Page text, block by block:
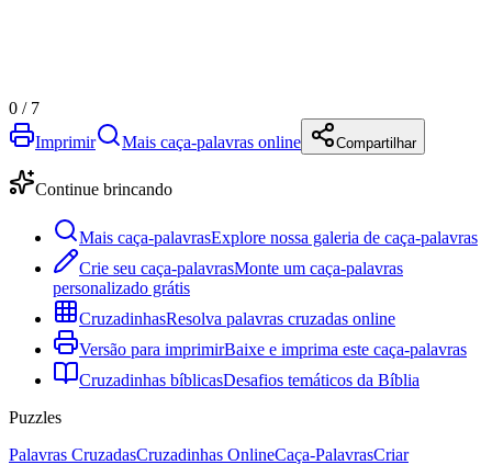
0 / 7
Imprimir
Mais caça-palavras online Compartilhar
Continue brincando
Mais caça-palavrasExplore nossa galeria de caça-palavras
Crie seu caça-palavrasMonte um caça-palavras
personalizado grátis
CruzadinhasResolva palavras cruzadas online
Versão para imprimirBaixe e imprima este caça-palavras
Cruzadinhas bíblicasDesafios temáticos da Bíblia
Puzzles
Palavras CruzadasCruzadinhas OnlineCaça-PalavrasCriar